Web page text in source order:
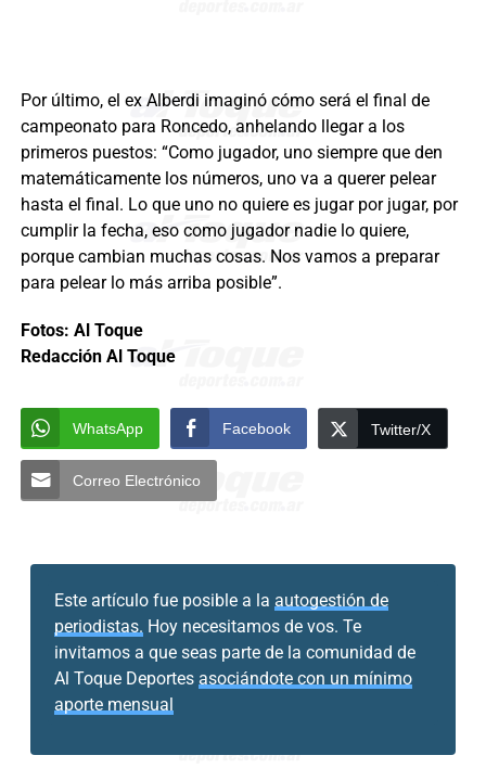
Por último, el ex Alberdi imaginó cómo será el final de
campeonato para Roncedo, anhelando llegar a los
primeros puestos: “Como jugador, uno siempre que den
matemáticamente los números, uno va a querer pelear
hasta el final. Lo que uno no quiere es jugar por jugar, por
cumplir la fecha, eso como jugador nadie lo quiere,
porque cambian muchas cosas. Nos vamos a preparar
para pelear lo más arriba posible”.
Fotos: Al Toque
Redacción Al Toque
WhatsApp Facebook Twitter/X
Correo Electrónico
Este artículo fue posible a la autogestión de
periodistas. Hoy necesitamos de vos. Te
invitamos a que seas parte de la comunidad de
Al Toque Deportes asociándote con un mínimo
aporte mensual